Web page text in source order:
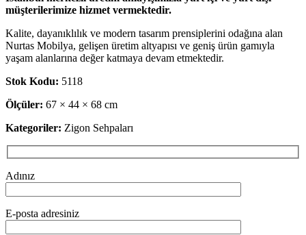
müşterilerimize hizmet vermektedir.
Kalite, dayanıklılık ve modern tasarım prensiplerini odağına alan
Nurtas Mobilya, gelişen üretim altyapısı ve geniş ürün gamıyla
yaşam alanlarına değer katmaya devam etmektedir.
Stok Kodu: 5118
Ölçüler: 67 × 44 × 68 cm
Kategoriler: Zigon Sehpaları
Adınız
E-posta adresiniz